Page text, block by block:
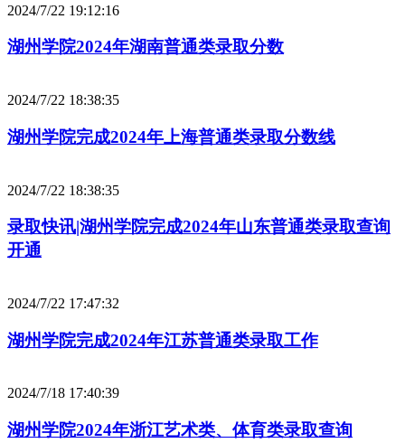
2024/7/22 19:12:16
湖州学院2024年湖南普通类录取分数
2024/7/22 18:38:35
湖州学院完成2024年上海普通类录取分数线
2024/7/22 18:38:35
录取快讯|湖州学院完成2024年山东普通类录取查询
开通
2024/7/22 17:47:32
湖州学院完成2024年江苏普通类录取工作
2024/7/18 17:40:39
湖州学院2024年浙江艺术类、体育类录取查询